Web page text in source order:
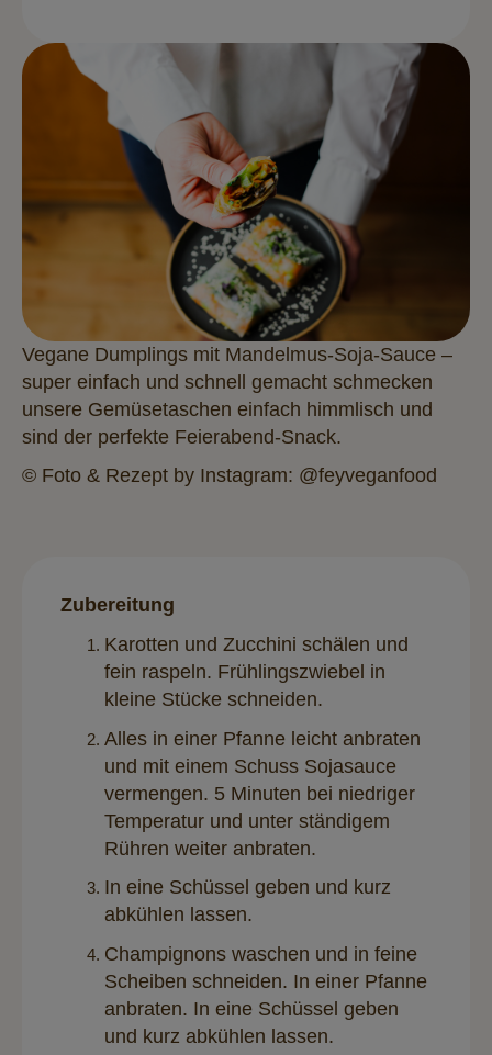
Vegane Dumplings mit Mandelmus-Soja-Sauce –
super einfach und schnell gemacht schmecken
unsere Gemüsetaschen einfach himmlisch und
sind der perfekte Feierabend-Snack.
© Foto & Rezept by Instagram: @feyveganfood
Zubereitung
Karotten und Zucchini schälen und
fein raspeln. Frühlingszwiebel in
kleine Stücke schneiden.
Alles in einer Pfanne leicht anbraten
und mit einem Schuss Sojasauce
vermengen. 5 Minuten bei niedriger
Temperatur und unter ständigem
Rühren weiter anbraten.
In eine Schüssel geben und kurz
abkühlen lassen.
Champignons waschen und in feine
Scheiben schneiden. In einer Pfanne
anbraten. In eine Schüssel geben
und kurz abkühlen lassen.